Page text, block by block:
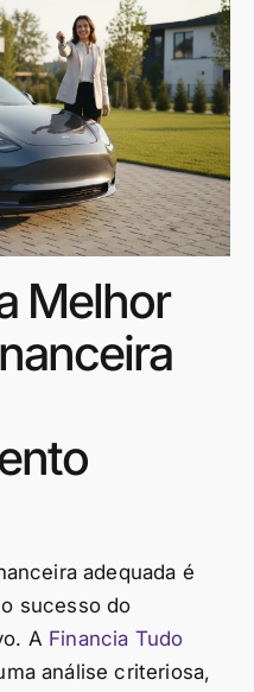
Melhor
adequada é
sucesso do
A Financia Tudo
análise criteriosa,